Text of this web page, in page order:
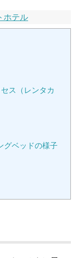
ホテル
ス（レンタカ
グベッドの様子